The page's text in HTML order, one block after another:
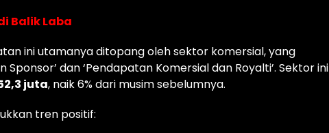
Balik Laba
ini utamanya ditopang oleh sektor komersial, yang
Sponsor’ dan ‘Pendapatan Komersial dan Royalti’. Sektor ini
juta, naik 6% dari musim sebelumnya.
tren positif: